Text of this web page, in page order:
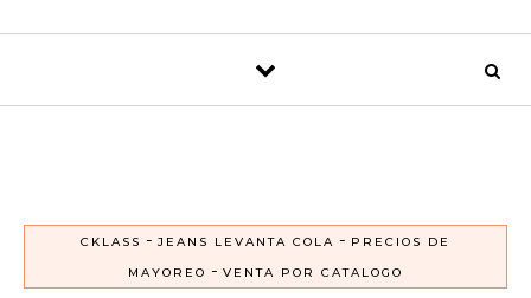
CKLASS - JEANS LEVANTA COLA - PRECIOS DE
MAYOREO - VENTA POR CATALOGO